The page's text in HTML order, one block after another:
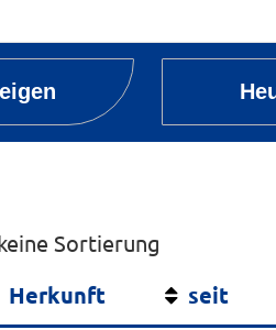
Sortierung
Herkunft seit